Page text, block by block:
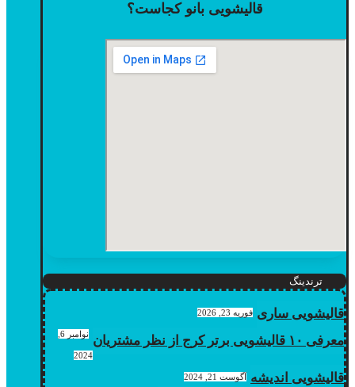
قالیشویی بانو کجاست؟
ترندینگ
قالیشویی ساری فوریه 23, 2026
معرفی ۱۰ قالیشویی برتر کرج از نظر مشتریان
2024
قالیشویی اندیشه آگوست 21, 2024